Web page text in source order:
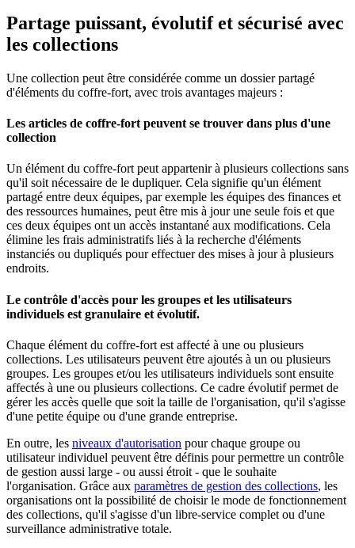
Partage puissant, évolutif et sécurisé avec
les collections
Une collection peut être considérée comme un dossier partagé
d'éléments du coffre-fort, avec trois avantages majeurs :
Les articles de coffre-fort peuvent se trouver dans plus d'une
collection
Un élément du coffre-fort peut appartenir à plusieurs collections sans
qu'il soit nécessaire de le dupliquer. Cela signifie qu'un élément
partagé entre deux équipes, par exemple les équipes des finances et
des ressources humaines, peut être mis à jour une seule fois et que
ces deux équipes ont un accès instantané aux modifications. Cela
élimine les frais administratifs liés à la recherche d'éléments
instanciés ou dupliqués pour effectuer des mises à jour à plusieurs
endroits.
Le contrôle d'accès pour les groupes et les utilisateurs
individuels est granulaire et évolutif.
Chaque élément du coffre-fort est affecté à une ou plusieurs
collections. Les utilisateurs peuvent être ajoutés à un ou plusieurs
groupes. Les groupes et/ou les utilisateurs individuels sont ensuite
affectés à une ou plusieurs collections. Ce cadre évolutif permet de
gérer les accès quelle que soit la taille de l'organisation, qu'il s'agisse
d'une petite équipe ou d'une grande entreprise.
En outre, les niveaux d'autorisation pour chaque groupe ou
utilisateur individuel peuvent être définis pour permettre un contrôle
de gestion aussi large - ou aussi étroit - que le souhaite
l'organisation. Grâce aux paramètres de gestion des collections, les
organisations ont la possibilité de choisir le mode de fonctionnement
des collections, qu'il s'agisse d'un libre-service complet ou d'une
surveillance administrative totale.